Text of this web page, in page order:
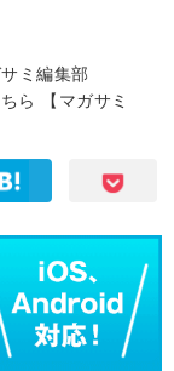
サミ編集部
ら
【マガサミ